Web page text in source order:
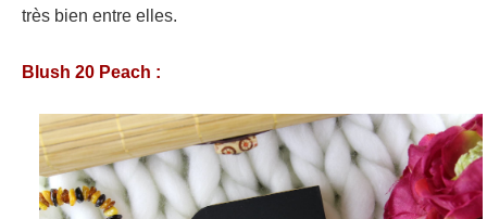
très bien entre elles.
Blush 20 Peach :